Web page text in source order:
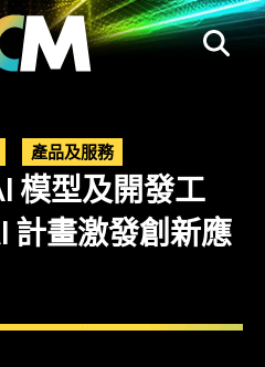
產品及服務
模型及開發工
畫激發創新應